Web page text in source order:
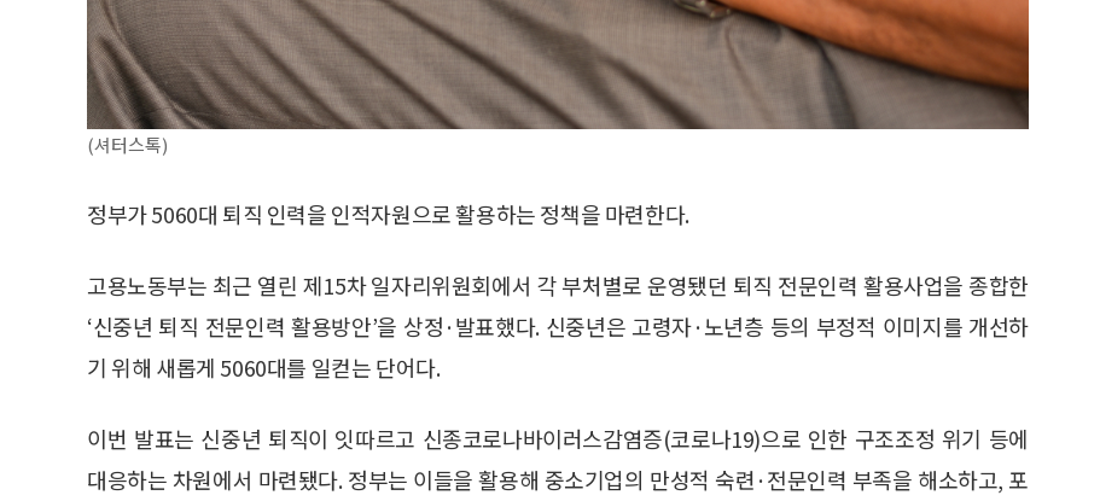
(셔터스톡)
정부가 5060대 퇴직 인력을 인적자원으로 활용하는 정책을 마련한다.
고용노동부는 최근 열린 제15차 일자리위원회에서 각 부처별로 운영됐던 퇴직 전문인력 활용사업을 종합한
‘신중년 퇴직 전문인력 활용방안’을 상정·발표했다. 신중년은 고령자·노년층 등의 부정적 이미지를 개선하
기 위해 새롭게 5060대를 일컫는 단어다.
이번 발표는 신중년 퇴직이 잇따르고 신종코로나바이러스감염증(코로나19)으로 인한 구조조정 위기 등에
대응하는 차원에서 마련됐다. 정부는 이들을 활용해 중소기업의 만성적 숙련·전문인력 부족을 해소하고, 포